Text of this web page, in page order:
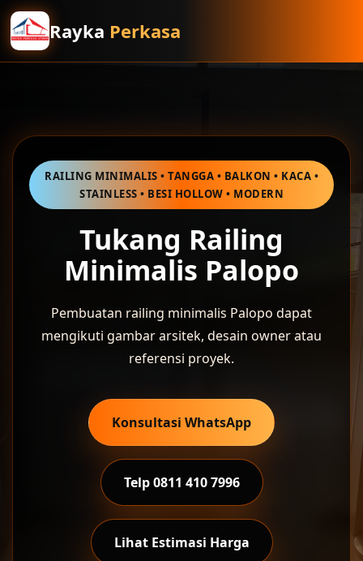
Rayka Perkasa
RAILING MINIMALIS • TANGGA • BALKON • KACA •
STAINLESS • BESI HOLLOW • MODERN
Tukang Railing
Minimalis Palopo
Pembuatan railing minimalis Palopo dapat
mengikuti gambar arsitek, desain owner atau
referensi proyek.
Konsultasi WhatsApp
Telp 0811 410 7996
Lihat Estimasi Harga